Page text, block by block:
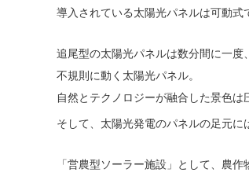
導入されている太陽光パネルは可動式
追尾型の太陽光パネルは数分間に一度
不規則に動く太陽光パネル。
自然とテクノロジーが融合した景色は
そして、太陽光発電のパネルの足元に
「営農型ソーラー施設」として、農